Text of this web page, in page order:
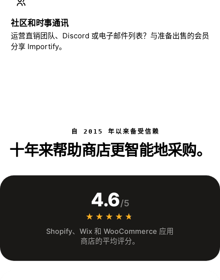
社区和时事通讯
运营直销团队、Discord 或电子邮件列表？与准备出售的会员
分享 Importify。
自 2015 年以来备受信赖
十年来帮助商店更智能地采购。
4.6/5
★★★★★
★★★★★
Shopify、Wix 和 WooCommerce 应用
商店的平均评分。